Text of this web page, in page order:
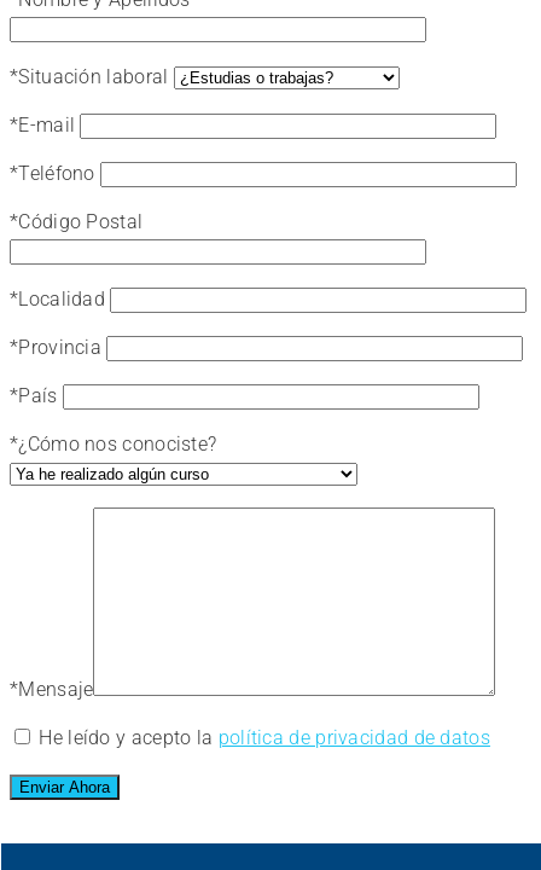
*Situación laboral
*E-mail
*Teléfono
*Código Postal
*Localidad
*Provincia
*País
*¿Cómo nos conociste?
*Mensaje
He leído y acepto la política de privacidad de datos